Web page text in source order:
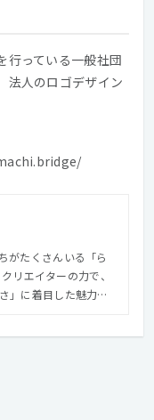
行っている一般社団
法人のロゴデザイン
がたくさんいる「ら
」に着目した魅力的